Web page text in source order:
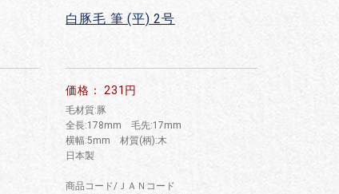
白豚毛 筆 (平) 2号
価格： 231円
毛材質:豚
全長:178mm 毛先:17mm
横幅:5mm 材質(柄):木
日本製
商品コード/ＪＡＮコード